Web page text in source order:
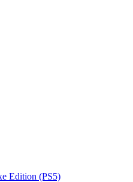
Edition (PS5)